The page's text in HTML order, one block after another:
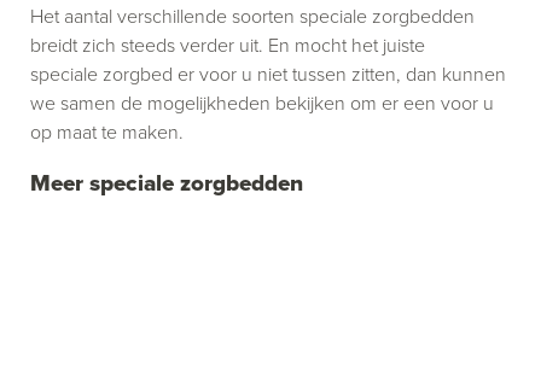
Meer speciale zorgbedden
Het aantal verschillende soorten speciale zorgbedden
breidt zich steeds verder uit. En mocht het juiste
speciale zorgbed er voor u niet tussen zitten, dan kunnen
we samen de mogelijkheden bekijken om er een voor u
op maat te maken.